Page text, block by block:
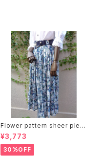
Flower pattern sheer pleat
s skirt ベルト付き 花柄 シアー
プリーツ スカート
¥3,773
30%OFF